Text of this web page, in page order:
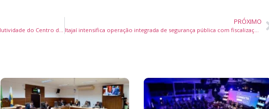
Balneário Camboriú registra alta de 46,9% na produtividade do Centro de Valorização de Materiais no primeiro trimestre de 2026
PRÓXIMO
Itajaí intensifica operação integrada de segurança pública com fiscalização de trânsito, 12 autuações e remoção de motocicletas